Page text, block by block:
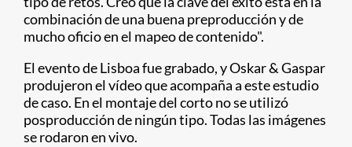
combinación de una buena preproducción y de
mucho oficio en el mapeo de contenido".
El evento de Lisboa fue grabado, y Oskar & Gaspar
produjeron el vídeo que acompaña a este estudio
de caso. En el montaje del corto no se utilizó
posproducción de ningún tipo. Todas las imágenes
se rodaron en vivo.